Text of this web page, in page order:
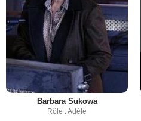
Barbara Sukowa
Rôle : Adèle